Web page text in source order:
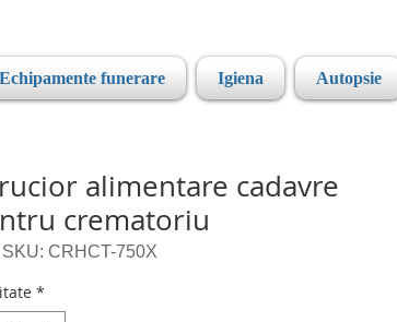
Echipamente funerare Igiena Autopsie
alimentare cadavre
crematoriu
CRHCT-750X
*